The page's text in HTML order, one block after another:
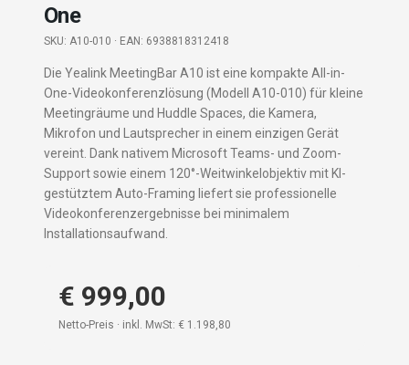
One
SKU: A10-010 · EAN: 6938818312418
Die Yealink MeetingBar A10 ist eine kompakte All-in-
One-Videokonferenzlösung (Modell A10-010) für kleine
Meetingräume und Huddle Spaces, die Kamera,
Mikrofon und Lautsprecher in einem einzigen Gerät
vereint. Dank nativem Microsoft Teams- und Zoom-
Support sowie einem 120°-Weitwinkelobjektiv mit KI-
gestütztem Auto-Framing liefert sie professionelle
Videokonferenzergebnisse bei minimalem
Installationsaufwand.
€ 999,00
Netto-Preis · inkl. MwSt: € 1.198,80